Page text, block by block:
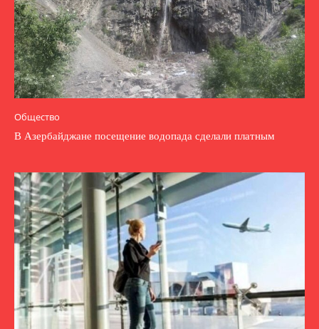
Общество
В Азербайджане посещение водопада сделали платным